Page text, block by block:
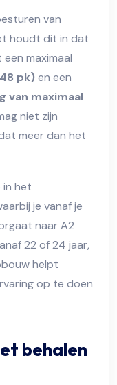
van
houdt dit in dat
maximaal
pk) en een
van maximaal
niet zijn
meer dan het
in het
je vanaf je
naar A2
22 of 24 jaar,
helpt
op te doen
behalen